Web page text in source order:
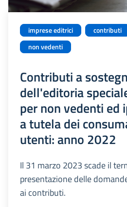
imprese editrici
contributi
non vedenti
Contributi a
dell'editoria
per non vedenti ed
a tutela dei
utenti: anno 2022
Il 31 marzo 2023 scade il
presentazione delle
ai contributi.